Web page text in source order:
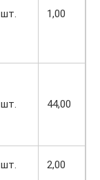
шт. 1,00
шт. 44,00
шт. 2,00